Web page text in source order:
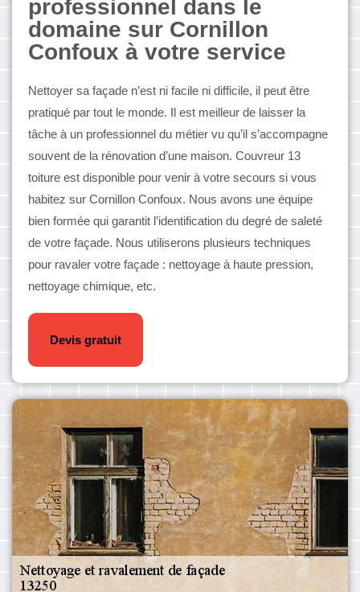
professionnel dans le
domaine sur Cornillon
Confoux à votre service
Nettoyer sa façade n’est ni facile ni difficile, il peut être
pratiqué par tout le monde. Il est meilleur de laisser la
tâche à un professionnel du métier vu qu’il s’accompagne
souvent de la rénovation d’une maison. Couvreur 13
toiture est disponible pour venir à votre secours si vous
habitez sur Cornillon Confoux. Nous avons une équipe
bien formée qui garantit l’identification du degré de saleté
de votre façade. Nous utiliserons plusieurs techniques
pour ravaler votre façade : nettoyage à haute pression,
nettoyage chimique, etc.
Devis gratuit